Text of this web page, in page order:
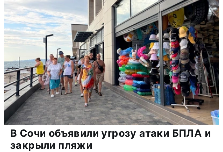
В Сочи объявили угрозу атаки БПЛА и
закрыли пляжи